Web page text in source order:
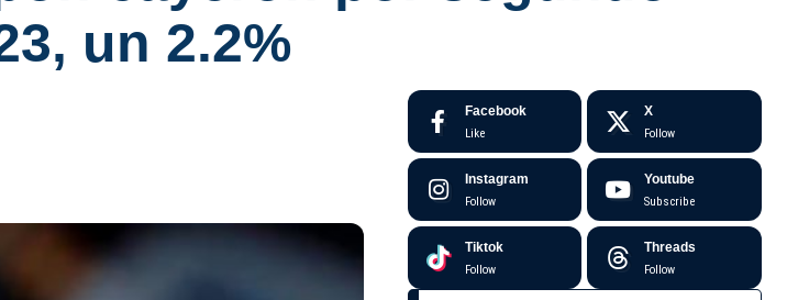
un 2.2%
Facebook
Like
X
Follow
Instagram
Follow
Youtube
Subscribe
Tiktok
Follow
Threads
Follow